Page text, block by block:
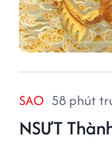
SAO 58 phút
NSƯT